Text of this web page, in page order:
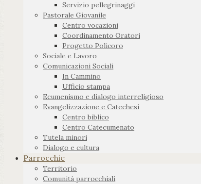
Servizio pellegrinaggi
Pastorale Giovanile
Centro vocazioni
Coordinamento Oratori
Progetto Policoro
Sociale e Lavoro
Comunicazioni Sociali
In Cammino
Ufficio stampa
Ecumenismo e dialogo interreligioso
Evangelizzazione e Catechesi
Centro biblico
Centro Catecumenato
Tutela minori
Dialogo e cultura
Parrocchie
Territorio
Comunità parrocchiali